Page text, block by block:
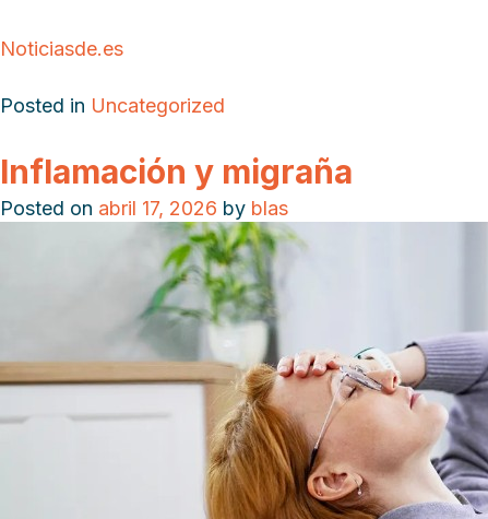
Noticiasde.es
Posted in Uncategorized
Inflamación y migraña
Posted on abril 17, 2026 by blas